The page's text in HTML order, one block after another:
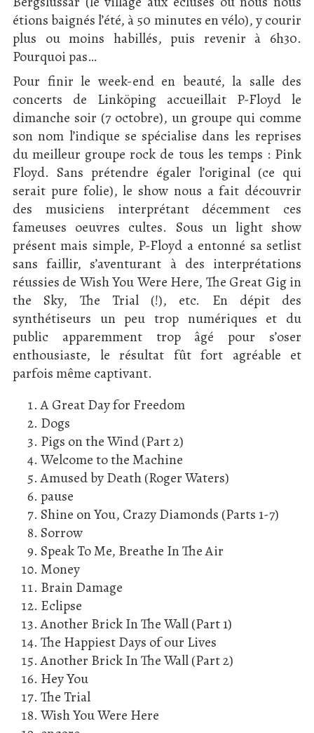
étions baignés l’été, à 50 minutes en vélo), y courir
plus ou moins habillés, puis revenir à 6h30.
Pourquoi pas…
Pour finir le week-end en beauté, la salle des
concerts de Linköping accueillait P-Floyd le
dimanche soir (7 octobre), un groupe qui comme
son nom l’indique se spécialise dans les reprises
du meilleur groupe rock de tous les temps : Pink
Floyd. Sans prétendre égaler l’original (ce qui
serait pure folie), le show nous a fait découvrir
des musiciens interprétant décemment ces
fameuses oeuvres cultes. Sous un light show
présent mais simple, P-Floyd a entonné sa setlist
sans faillir, s’aventurant à des interprétations
réussies de Wish You Were Here, The Great Gig in
the Sky, The Trial (!), etc. En dépit des
synthétiseurs un peu trop numériques et du
public apparemment trop âgé pour s’oser
enthousiaste, le résultat fût fort agréable et
parfois même captivant.
A Great Day for Freedom
Dogs
Pigs on the Wind (Part 2)
Welcome to the Machine
Amused by Death (Roger Waters)
pause
Shine on You, Crazy Diamonds (Parts 1-7)
Sorrow
Speak To Me, Breathe In The Air
Money
Brain Damage
Eclipse
Another Brick In The Wall (Part 1)
The Happiest Days of our Lives
Another Brick In The Wall (Part 2)
Hey You
The Trial
Wish You Were Here